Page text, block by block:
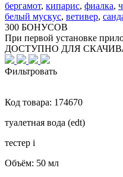
бергамот, кипарис, фиалка,
белый мускус, ветивер,
300 БОНУСОВ
При первой установке
ДОСТУПНО ДЛЯ
Фильтровать
Код товара: 174670
туалетная вода (edt)
тестер i
Объём: 50 мл